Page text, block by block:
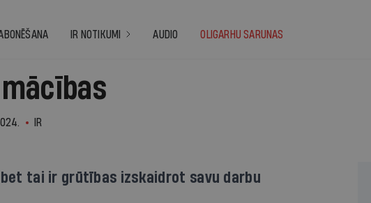
IR NOTIKUMI AUDIO OLIGARHU SARUNAS
IR
tai ir grūtības izskaidrot savu darbu